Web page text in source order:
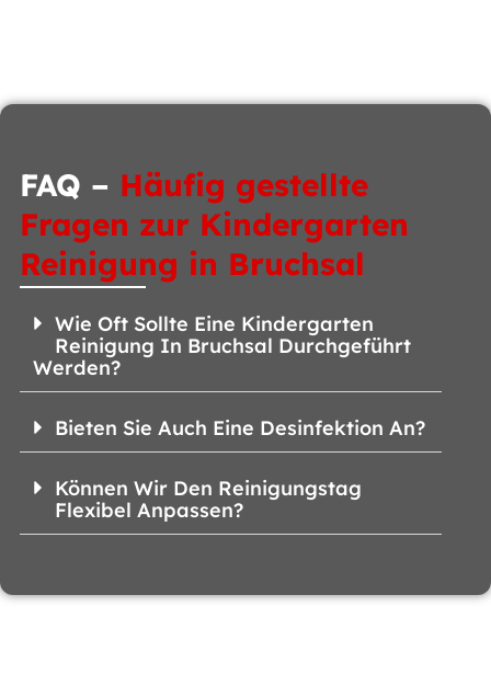
FAQ – Häufig gestellte
Fragen zur Kindergarten
Reinigung in Bruchsal
Wie Oft Sollte Eine Kindergarten
Reinigung In Bruchsal Durchgeführt
Werden?
Bieten Sie Auch Eine Desinfektion An?
Können Wir Den Reinigungstag
Flexibel Anpassen?